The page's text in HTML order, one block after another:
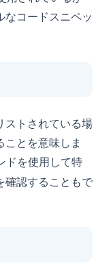
なコードスニペッ
ストされている場
とを意味しま
ドを使用して特
確認することもで